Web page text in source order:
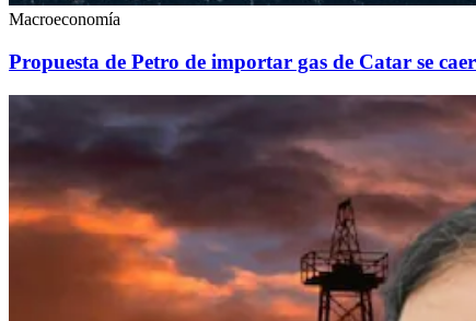
Macroeconomía
Propuesta de Petro de importar gas de Catar se